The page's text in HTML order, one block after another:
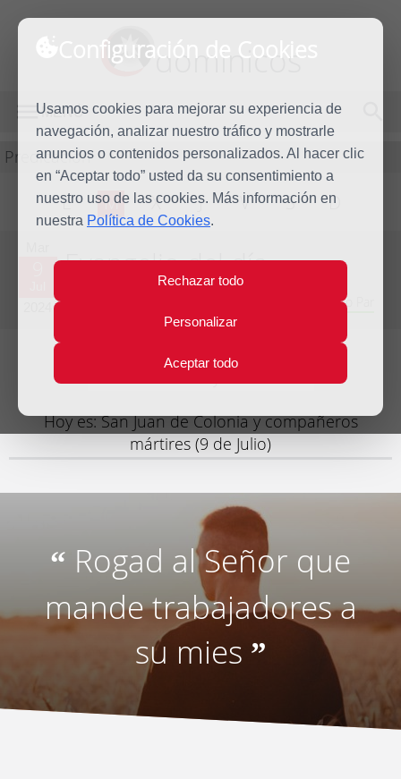
Configuración de Cookies
Usamos cookies para mejorar su experiencia de
navegación, analizar nuestro tráfico y mostrarle
anuncios o contenidos personalizados. Al hacer clic
en “Aceptar todo” usted da su consentimiento a
nuestro uso de las cookies. Más información en
nuestra Política de Cookies.
Rechazar todo
Personalizar
Aceptar todo
dominicos
MENÚ
Predicación
L M X J V S D
Evangelio del día
Decimocuarta semana del Tiempo Ordinario - Año Par
Lecturas del día y comentario
Hoy es: San Juan de Colonia y compañeros
mártires (9 de Julio)
“ Rogad al Señor que
mande trabajadores a
su mies ”